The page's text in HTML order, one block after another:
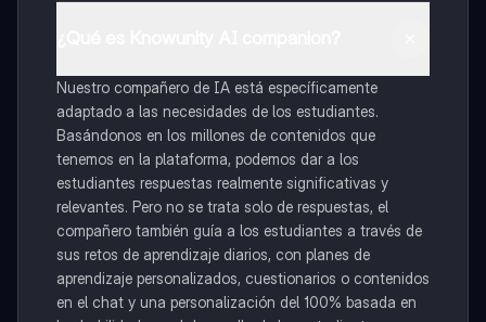
Nuestro compañero de IA está específicamente
adaptado a las necesidades de los estudiantes.
Basándonos en los millones de contenidos que
tenemos en la plataforma, podemos dar a los
estudiantes respuestas realmente significativas y
relevantes. Pero no se trata solo de respuestas, el
compañero también guía a los estudiantes a través de
sus retos de aprendizaje diarios, con planes de
aprendizaje personalizados, cuestionarios o contenidos
en el chat y una personalización del 100% basada en